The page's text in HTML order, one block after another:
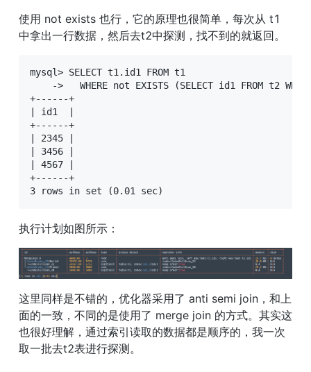
使用 not exists 也行，它的原理也很简单，每次从 t1
中拿出一行数据，然后去t2中探测，找不到的就返回。
mysql> SELECT t1.id1 FROM t1
->   WHERE not EXISTS (SELECT id1 FROM t2
+------+
| id1  |
+------+
| 2345 |
| 3456 |
| 4567 |
+------+
3 rows in set (0.01 sec)
执行计划如图所示：
这里同样是不错的，优化器采用了 anti semi join，和上
面的一致，不同的是使用了 merge join 的方式。其实这
也很好理解，通过索引读取的数据都是顺序的，我一次
取一批去t2表进行探测。